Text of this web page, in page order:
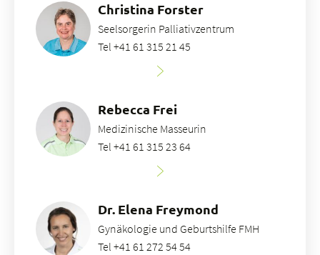
Christina Forster
Seelsorgerin Palliativzentrum
Tel +41 61 315 21 45
Rebecca Frei
Medizinische Masseurin
Tel +41 61 315 23 64
Dr. Elena Freymond
Gynäkologie und Geburtshilfe FMH
Tel +41 61 272 54 54